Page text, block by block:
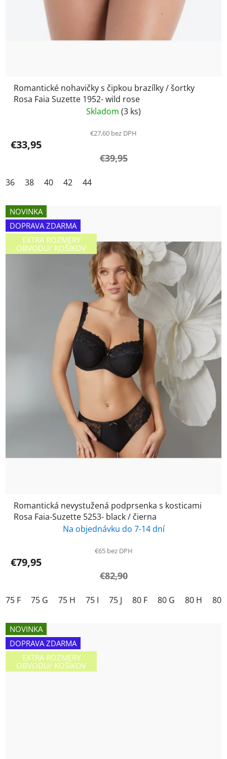
Romantické nohavičky s čipkou brazílky / šortky
Rosa Faia Suzette 1952- wild rose
Skladom (3 ks)
€27,60 bez DPH
€33,95
€39,95
36 38 40 42 44
NOVINKA
DOPRAVA ZDARMA
EXTRA ROZMERY
OBVODU/ KOŠÍKOV
Romantická nevystužená podprsenka s kosticami
Rosa Faia-Suzette 5253- black / čierna
Na objednávku do 7-14 dní
€65 bez DPH
€79,95
€82,90
75 F 75 G 75 H 75 I 75 J 80 F 80 G 80 H 80 I
NOVINKA
DOPRAVA ZDARMA
EXTRA ROZMERY
OBVODU/ KOŠÍKOV